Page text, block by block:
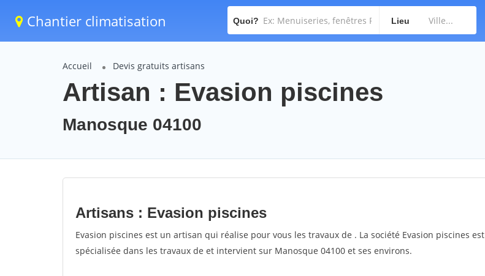
Chantier climatisation Quoi? Lieu
Accueil Devis gratuits artisans
Artisan : Evasion piscines
Manosque 04100
Artisans : Evasion piscines
Evasion piscines est un artisan qui réalise pour vous les travaux de . La société Evasion piscines est
spécialisée dans les travaux de et intervient sur Manosque 04100 et ses environs.